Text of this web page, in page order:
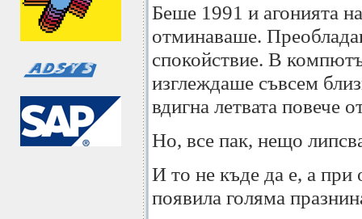
Беше 1991 и агонията
отминаваше.
спокойствие. В
изглеждаше съвсем
вдигна летвата повече
Но, все пак, нещо
И то не къде да е, а при
появила голяма